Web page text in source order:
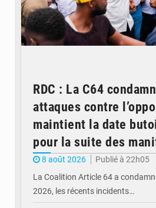
RDC : La C64
attaques contre
maintient la date
pour la suite des
8 août 2026
Publié à 22h05
La Coalition Article 64 a
2026, les récents incidents…